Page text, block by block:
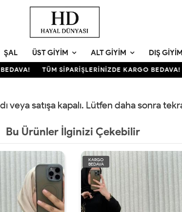
ŞAL ÜST GIYIM ALT GIYIM DIŞ GIYIM
TÜM SİPARİŞLERİNİZDE KARGO BEDAVA!
veya satışa kapalı. Lütfen daha sonra
Bu Ürünler İlginizi Çekebilir
KARGO
BEDAVA